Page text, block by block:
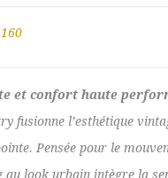
et confort haute
fusionne l’esthétique
Pensée pour le
au look urbain intègre la